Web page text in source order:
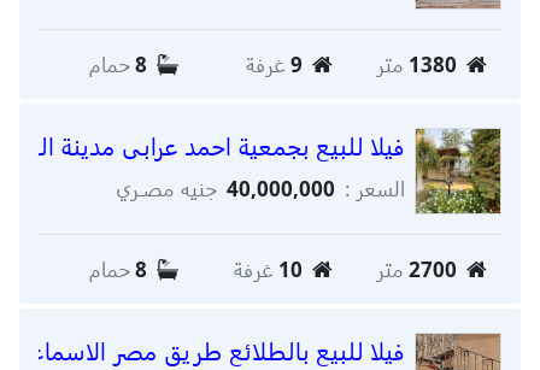
1380 متر 9 غرفة 8حمام
فيلا للبيع بجمعية احمد عرابى مدينة
السعر : 40,000,000 جنيه مصـري
2700 متر 10 غرفة 8حمام
فيلا للبيع بالطلائع طريق مصر